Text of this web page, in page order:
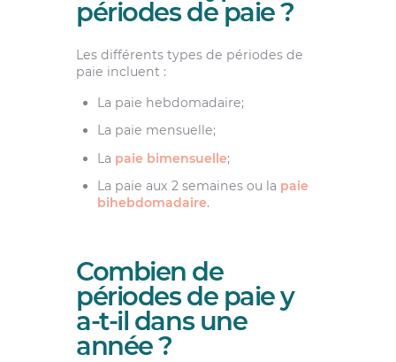
périodes de paie ?
Les différents types de périodes de
paie incluent :
La paie hebdomadaire;
La paie mensuelle;
La paie bimensuelle;
La paie aux 2 semaines ou la paie
bihebdomadaire.
Combien de
périodes de paie y
a-t-il dans une
année ?